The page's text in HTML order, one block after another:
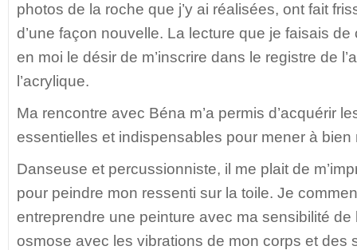
photos de la roche que j’y ai réalisées, ont fait
d’une façon nouvelle. La lecture que je faisais
en moi le désir de m’inscrire dans le registre de
l’acrylique.
Ma rencontre avec Béna m’a permis d’acquérir
essentielles et indispensables pour mener à bien
Danseuse et percussionniste, il me plait de
pour peindre mon ressenti sur la toile. Je
entreprendre une peinture avec ma sensibilité de
osmose avec les vibrations de mon corps et des